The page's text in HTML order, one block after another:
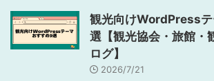
観光向けWordPress
選【観光協会・旅館・
ログ】
2026/7/21